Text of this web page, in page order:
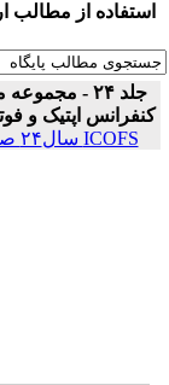
استفاده از مطالب
جلد ۲۴ -
کنفرانس اپتیک و
ICOFS سال۲۴ صفحات ۲۶۰-۲۵۷